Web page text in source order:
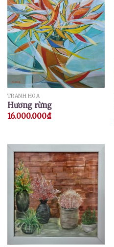
TRANH HOA
Hương rừng
16.000.000₫